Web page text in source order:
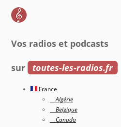
Vos radios et podcasts
sur toutes-les-radios.fr
France
Algérie
Belgique
Canada